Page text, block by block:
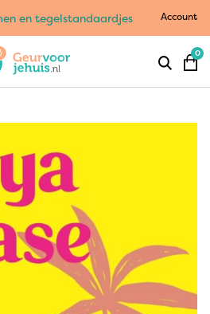
en tegelstandaardjes Account
0